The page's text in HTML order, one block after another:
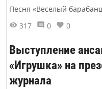
Песня «Веселый
317
0 0
Выступление
«Игрушка» на
журнала